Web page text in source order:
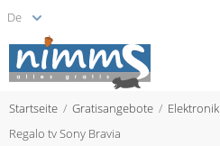
Startseite Gratisangebote Elektronik
Regalo tv Sony Bravia